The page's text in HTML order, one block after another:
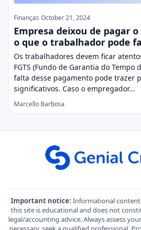
Finanças October 21, 2024
Empresa deixou de pagar o
o que o trabalhador pode
Os trabalhadores devem ficar
FGTS (Fundo de Garantia do Tempo
falta desse pagamento pode trazer
significativos. Caso o empregador…
Marcello Barbosa
Important notice: Informational
this site is educational and does not
legal/accounting advice. Always assess